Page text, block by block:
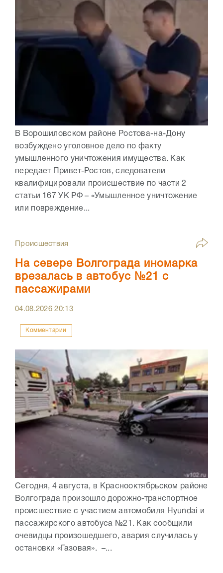
В Ворошиловском районе Ростова-на-Дону
возбуждено уголовное дело по факту
умышленного уничтожения имущества. Как
передает Привет-Ростов, следователи
квалифицировали происшествие по части 2
статьи 167 УК РФ – «Умышленное уничтожение
или повреждение...
Происшествия
На севере Волгограда иномарка
врезалась в автобус №21 с
пассажирами
04.08.202620:13
Комментарии
Сегодня, 4 августа, в Краснооктябрьском районе
Волгограда произошло дорожно-транспортное
происшествие с участием автомобиля Hyundai и
пассажирского автобуса №21. Как сообщили
очевидцы произошедшего, авария случилась у
остановки «Газовая». –...